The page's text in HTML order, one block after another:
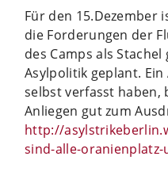
Für den 15.Dezember
die Forderungen der
des Camps als
Asylpolitik geplant.
selbst verfasst
Anliegen gut zum
http://
sind-alle-